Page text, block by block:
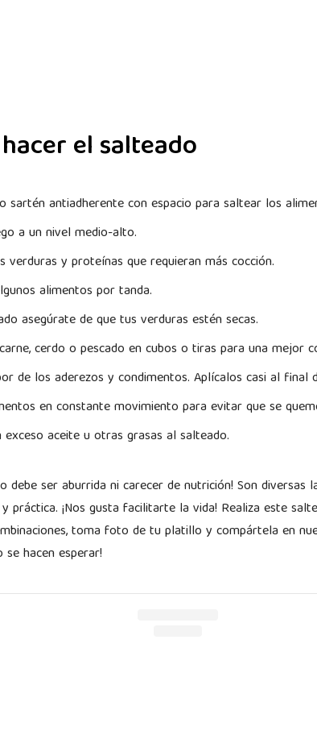
el salteado
o sartén antiadherente con espacio para saltear los
a un nivel medio-alto.
verduras y proteínas que requieran más cocción.
alimentos por tanda.
asegúrate de que tus verduras estén secas.
cerdo o pescado en cubos o tiras para una mejor
de los aderezos y condimentos. Aplícalos casi al final
en constante movimiento para evitar que se
exceso aceite u otras grasas al salteado.
debe ser aburrida ni carecer de nutrición! Son
práctica. ¡Nos gusta facilitarte la vida! Realiza este
toma foto de tu platillo y compártela en
hacen esperar!